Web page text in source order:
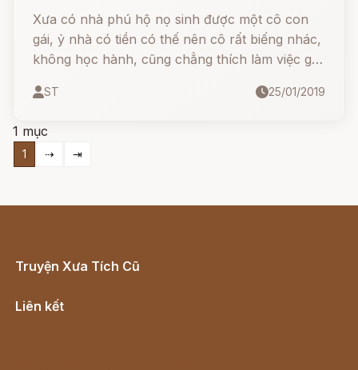
Xưa có nhà phú hộ nọ sinh được một cô con
gái, ỷ nhà có tiền có thế nên cô rất biếng nhác,
không học hành, cũng chẳng thích làm việc gì
ST 25/01/2019
1 mục
1 ⇢ ⇥
Truyện Xưa Tích Cũ
Liên kết